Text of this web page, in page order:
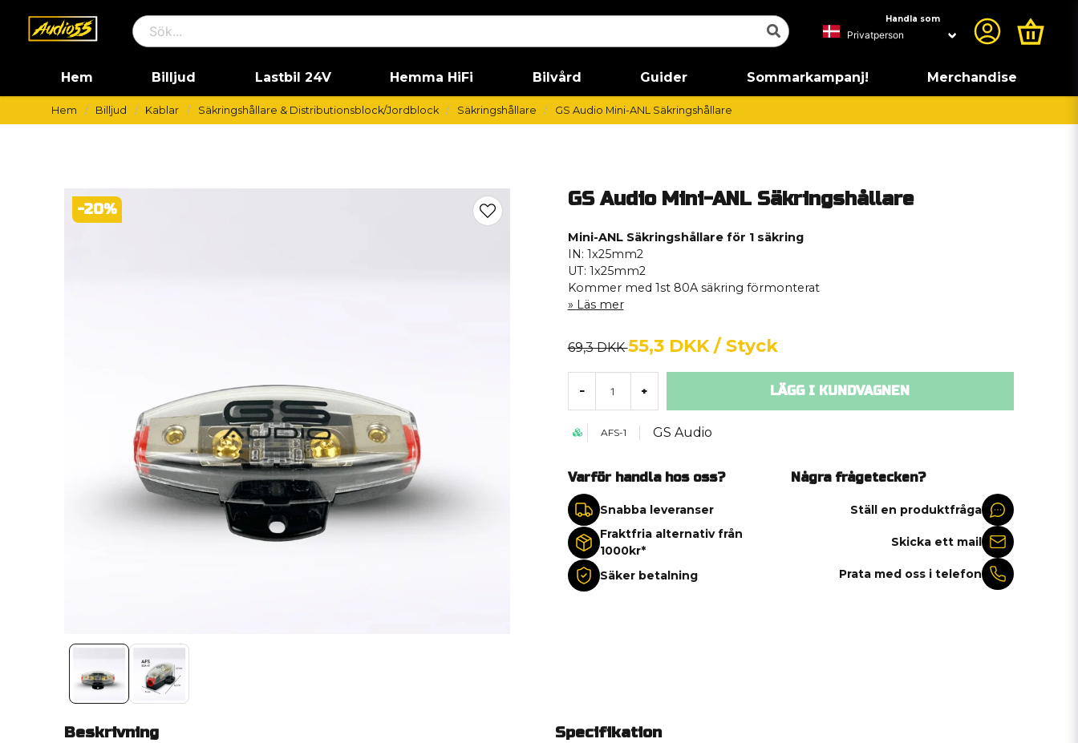
Handla som
Hem Billjud Lastbil 24V Hemma HiFi Bilvård Guider Sommarkampanj! Merchandise
Hem Billjud Kablar Säkringshållare & Distributionsblock/Jordblock Säkringshållare GS Audio Mini-ANL Säkringshållare
-20% GS Audio Mini-ANL Säkringshållare
Mini-ANL Säkringshållare för 1 säkring
IN: 1x25mm2
UT: 1x25mm2
Kommer med 1st 80A säkring förmonterat
Läs mer
69,3 DKK55,3 DKK / Styck
- + LÄGG I KUNDVAGNEN
AFS-1 GS Audio
Varför handla hos oss?
Snabba leveranser
Fraktfria alternativ från
1000kr*
Säker betalning
Några frågetecken?
Ställ en produktfråga
Skicka ett mail
Prata med oss i telefon
Beskrivning Specifikation